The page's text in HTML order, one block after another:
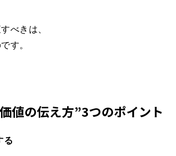
べきは、
す。
値の伝え方”3つのポイント
る